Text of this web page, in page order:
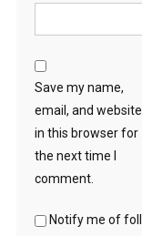
Save my name,
email, and website
in this browser for
the next time I
comment.
Notify me of